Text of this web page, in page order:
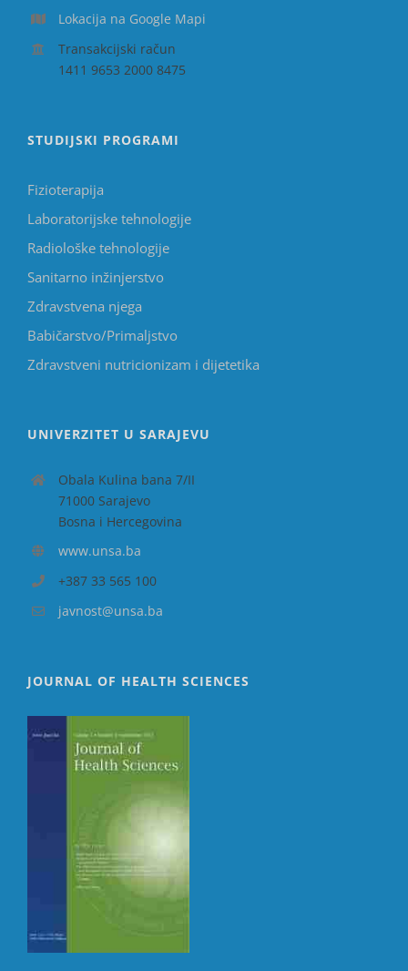
Lokacija na Google Mapi
Transakcijski račun
1411 9653 2000 8475
STUDIJSKI PROGRAMI
Fizioterapija
Laboratorijske tehnologije
Radiološke tehnologije
Sanitarno inžinjerstvo
Zdravstvena njega
Babičarstvo/Primaljstvo
Zdravstveni nutricionizam i dijetetika
UNIVERZITET U SARAJEVU
Obala Kulina bana 7/II
71000 Sarajevo
Bosna i Hercegovina
www.unsa.ba
+387 33 565 100
javnost@unsa.ba
JOURNAL OF HEALTH SCIENCES